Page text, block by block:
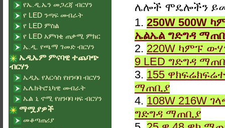
ሌሎች ሞዴሎችን
1. 250W 500W
ኤልኤል ግድግዳ
2. 220W ካምፑ
9 LED ግድግዳ
3. 155
ማጠቢያ
4. 108W 216W
ግድግዳ ማጠቢያ
የኤ.ዲ.ኤን መጋረጃ ብርሃን
የ LED ንጣፍ መብራት
የ LED ምስል
የ LED አምባቂ ጠቃሚ ምክር
ኤ.ዲ. የጫማ ገመድ ብርሃን
ኤዲኤም ምናባዊ ተጨባጭ
ብርሃን
ኤዲኤ የእርሳስ የዘንባባ ብርሃን
ኤሌክትሮኒካዊ መብራት
ኤል ኒ ኖሚ የዘንባባ ዛፍ ብርሃን
ማሟያዎች
መቆጣጠሪያ